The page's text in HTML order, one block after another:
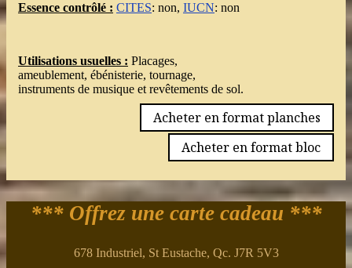
Essence contrôlé : CITES: non, IUCN: non
Utilisations usuelles : Placages,
ameublement, ébénisterie, tournage,
instruments de musique et revêtements de sol.
Acheter en format planches
Acheter en format bloc
*** Offrez une carte cadeau ***
678 Industriel, St Eustache, Qc. J7R 5V3